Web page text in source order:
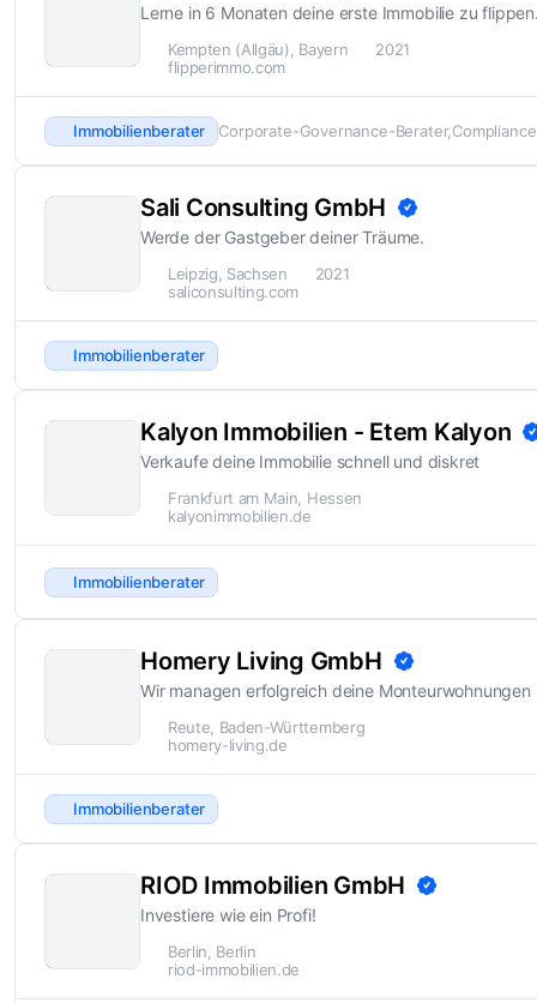
Lerne in 6 Monaten deine erste Immobilie zu
Kempten (Allgäu), Bayern
2021
flipperimmo.com
Immobilienberater Corporate-Governance-Berater
Sali Consulting GmbH
Werde der Gastgeber deiner Träume.
Leipzig, Sachsen
2021
saliconsulting.com
Immobilienberater
Kalyon Immobilien - Etem Kalyon
Verkaufe deine Immobilie schnell und diskret
Frankfurt am Main, Hessen
kalyonimmobilien.de
Immobilienberater
Homery Living GmbH
Wir managen erfolgreich deine Monteurwohnungen
Reute, Baden-Württemberg
homery-living.de
Immobilienberater
RIOD Immobilien GmbH
Investiere wie ein Profi!
Berlin, Berlin
riod-immobilien.de